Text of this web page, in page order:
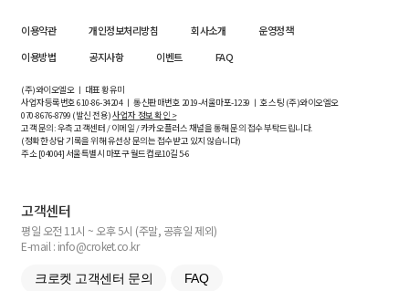
이용약관 개인정보처리방침 회사소개
운영정책
이용방법
공지사항 이벤트 FAQ
(주)와이오엘오 ㅣ 대표 황유미
사업자등록번호610-86-34204ㅣ 통신판매번호 2019-서울마포-1239 ㅣ 호스팅 (주)와이오엘오
070-8676-8799 (발신 전용)사업자 정보 확인 >
고객 문의: 우측 고객센터 / 이메일 / 카카오플러스 채널을 통해 문의 접수 부탁드립니다.
(정확한 상담 기록을 위해 유선상 문의는 접수받고 있지 않습니다)
주소 [04004] 서울특별시 마포구 월드컵로10길5-6
고객센터
평일 오전 11시 ~ 오후 5시 (주말, 공휴일 제외)
E-mail : info@croket.co.kr
크로켓 고객센터 문의 FAQ